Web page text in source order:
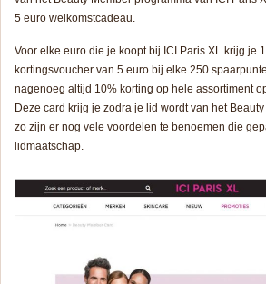
5 euro welkomstcadeau.
Voor elke euro die je koopt bij ICI Paris XL krijg je
kortingsvoucher van 5 euro bij elke 250
nagenoeg altijd 10% korting op hele assortiment
Deze card krijg je zodra je lid wordt van het
zo zijn er nog vele voordelen te benoemen die
lidmaatschap.